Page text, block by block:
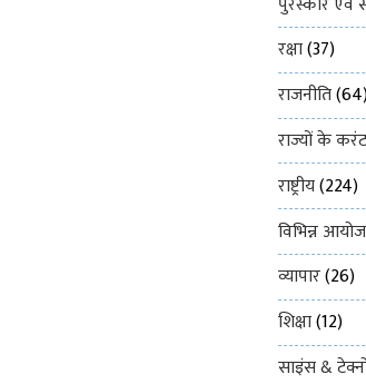
रक्षा(37)
राजनीति
राज्यों के
राष्ट्रीय(224)
विभिन्न
व्यापार(26)
शिक्षा(12)
साइंस &